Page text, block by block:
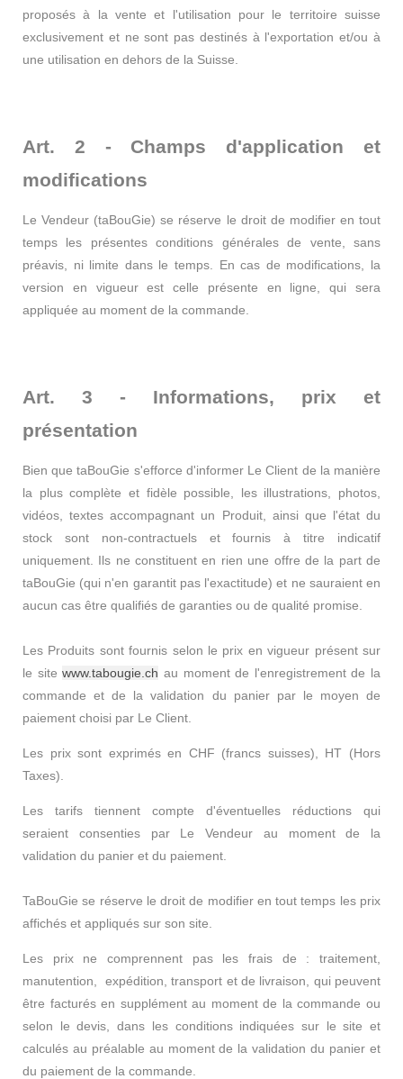
proposés à la vente et l'utilisation pour le territoire suisse
exclusivement et ne sont pas destinés à l'exportation et/ou à
une utilisation en dehors de la Suisse.
Art. 2 - Champs d'application et
modifications
Le Vendeur (taBouGie) se réserve le droit de modifier en tout
temps les présentes conditions générales de vente, sans
préavis, ni limite dans le temps. En cas de modifications, la
version en vigueur est celle présente en ligne, qui sera
appliquée au moment de la commande.
Art. 3 - Informations, prix et
présentation
Bien que taBouGie s'efforce d'informer Le Client de la manière
la plus complète et fidèle possible, les illustrations, photos,
vidéos, textes accompagnant un Produit, ainsi que l'état du
stock sont non-contractuels et fournis à titre indicatif
uniquement. Ils ne constituent en rien une offre de la part de
taBouGie (qui n'en garantit pas l'exactitude) et ne sauraient en
aucun cas être qualifiés de garanties ou de qualité promise.
Les Produits sont fournis selon le prix en vigueur présent sur
le sitewww.tabougie.ch au moment de l'enregistrement de la
commande et de la validation du panier par le moyen de
paiement choisi par Le Client.
Les prix sont exprimés en CHF (francs suisses), HT (Hors
Taxes).
Les tarifs tiennent compte d'éventuelles réductions qui
seraient consenties par Le Vendeur au moment de la
validation du panier et du paiement.
TaBouGie se réserve le droit de modifier en tout temps les prix
affichés et appliqués sur son site.
Les prix ne comprennent pas les frais de : traitement,
manutention, expédition, transport et de livraison, qui peuvent
être facturés en supplément au moment de la commande ou
selon le devis, dans les conditions indiquées sur le site et
calculés au préalable au moment de la validation du panier et
du paiement de la commande.